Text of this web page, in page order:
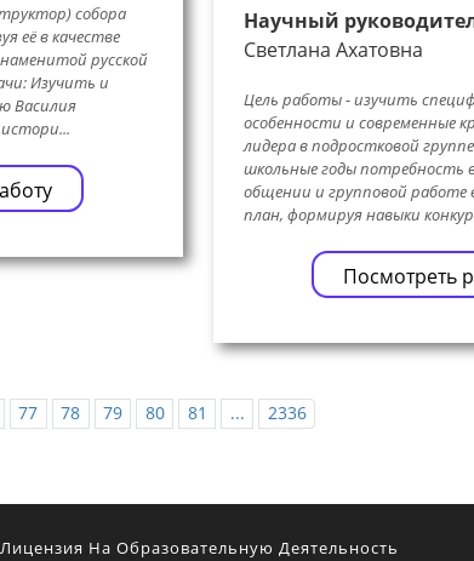
собора
её в качестве
русской
Изучить и
Василия
Научный
Светлана Ахатовна
Цель работы - изучить
особенности и современные
лидера в подростковой
школьные годы потребность
общении и групповой работе
план, формируя навыки
Посмотреть
77 78 79 80 81 ... 2336
Лицензия На Образовательную Деятельность